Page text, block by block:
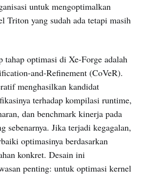
untuk mengoptimalkan
Triton yang sudah ada tetapi masih
optimasi di Xe-Forge adalah
and-Refinement (CoVeR).
menghasilkan kandidat
terhadap kompilasi runtime,
dan benchmark kinerja pada
sebenarnya. Jika terjadi kegagalan,
optimasinya berdasarkan
konkret. Desain ini
penting: untuk optimasi kernel